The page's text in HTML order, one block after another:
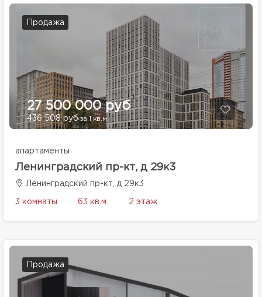
Продажа
27 500 000 руб
436 508 рубза 1 кв.м.
апартаменты
Ленинградский пр-кт, д 29к3
Ленинградский пр-кт, д 29к3
3 комнаты 63 кв.м. 2 этаж
Продажа